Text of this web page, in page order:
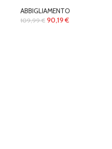
ABBIGLIAMENTO
109,99€ 90,19€